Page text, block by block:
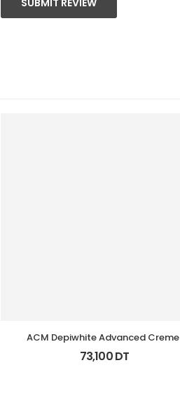
SUBMIT REVIEW
ACM Depiwhite Advanced Creme
Depigmentant Tb 40Ml
73,100DT